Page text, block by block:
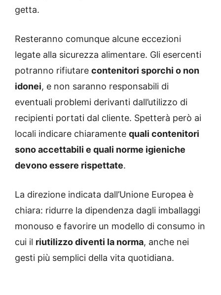
getta.
Resteranno comunque alcune eccezioni
legate alla sicurezza alimentare. Gli esercenti
potranno rifiutare contenitori sporchi o non
idonei, e non saranno responsabili di
eventuali problemi derivanti dall’utilizzo di
recipienti portati dal cliente. Spetterà però ai
locali indicare chiaramente quali contenitori
sono accettabili e quali norme igieniche
devono essere rispettate.
La direzione indicata dall’Unione Europea è
chiara: ridurre la dipendenza dagli imballaggi
monouso e favorire un modello di consumo in
cui il riutilizzo diventi la norma, anche nei
gesti più semplici della vita quotidiana.